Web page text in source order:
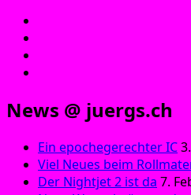
News @ juergs.ch
Ein epochegerechter IC
Viel Neues beim
Der Nightjet 2 ist da 7.